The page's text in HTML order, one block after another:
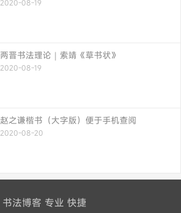
2020-08-19
两晋书法理论｜索靖《草书状》
2020-08-19
赵之谦楷书（大字版）便于手机查阅
2020-08-20
书法博客 专业 快捷